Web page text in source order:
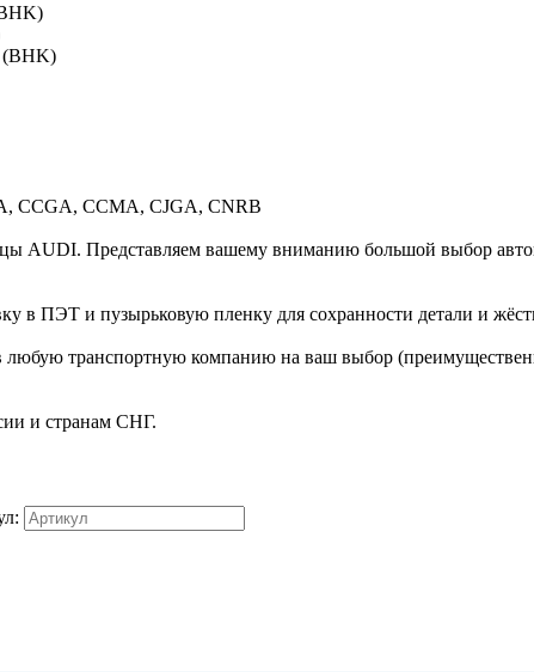
(BHK)
CCGA, CCMA, CJGA, CNRB
AUDI. Представляем вашему вниманию большой выбор
в ПЭТ и пузырьковую пленку для сохранности детали и
в любую транспортную компанию на ваш выбор
и странам СНГ.